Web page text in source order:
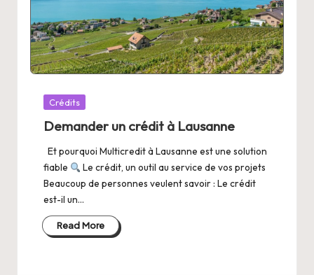
Posted
Crédits
Demander un crédit à Lausanne
Et pourquoi Multicredit à Lausanne est une solution
fiable
Le crédit, un outil au service de vos projets
Beaucoup de personnes veulent savoir : Le crédit
est-il un…
Read More